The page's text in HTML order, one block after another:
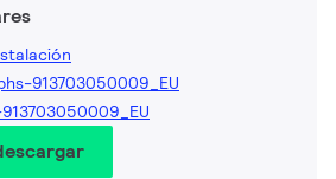
913703050009_EU